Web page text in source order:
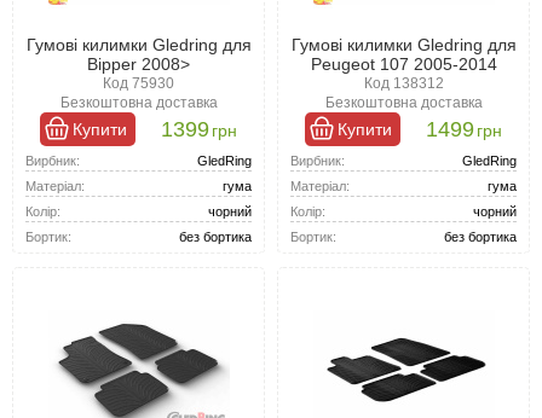
Гумові килимки Gledring для
Bipper 2008>
Код 75930
Безкоштовна доставка
Купити 1399грн
Вирбник:
GledRing
Матеріал:
гума
Колір:
чорний
Бортик:
без бортика
Гумові килимки Gledring для
Peugeot 107 2005-2014
Код 138312
Безкоштовна доставка
Купити 1499грн
Вирбник:
GledRing
Матеріал:
гума
Колір:
чорний
Бортик:
без бортика